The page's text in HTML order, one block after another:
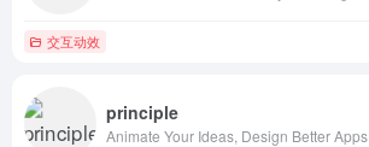
交互动效
principle
Animate Your Ideas, Design Better Apps